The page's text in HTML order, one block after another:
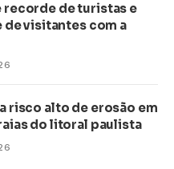
recorde de turistas e
visitantes com a
risco alto de erosão em
do litoral paulista